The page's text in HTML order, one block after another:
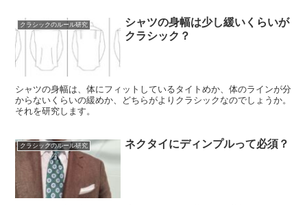
クラシックのルール研究
シャツの身幅は少し緩いくらいが
クラシック？
シャツの身幅は、体にフィットしているタイトめか、体のラインが分
からないくらいの緩めか、どちらがよりクラシックなのでしょうか。
それを研究します。
クラシックのルール研究 ネクタイにディンプルって必須？